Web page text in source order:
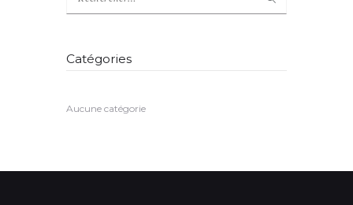
Catégories
Aucune catégorie